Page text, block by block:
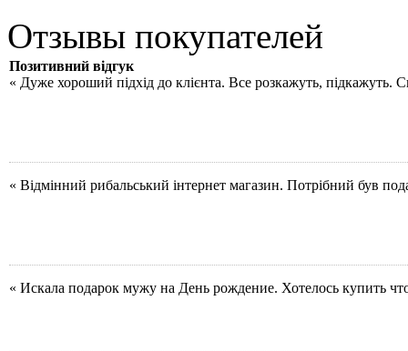
Отзывы покупателей
Позитивний відгук
« Дуже хороший підхід до клієнта. Все розкажуть, підкажуть.
« Відмінний рибальський інтернет магазин. Потрібний був
« Искала подарок мужу на День рождение. Хотелось купить